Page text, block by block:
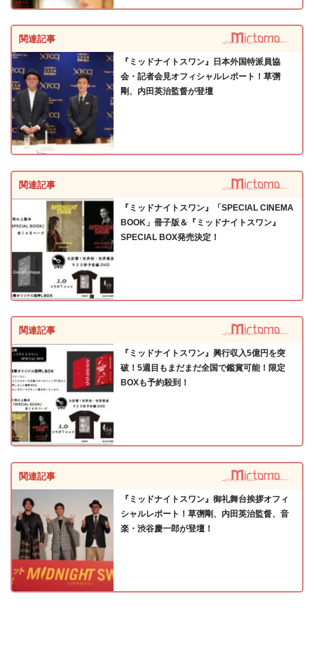
関連記事
『ミッドナイトスワン』日本外国特派員協
会・記者会見オフィシャルレポート！草彅
剛、内田英治監督が登壇
関連記事
『ミッドナイトスワン』「SPECIAL CINEMA
BOOK」冊子版＆『ミッドナイトスワン』
SPECIAL BOX発売決定！
関連記事
『ミッドナイトスワン』興行収入5億円を突
破！5週目もまだまだ全国で鑑賞可能！限定
BOXも予約殺到！
関連記事
『ミッドナイトスワン』御礼舞台挨拶オフィ
シャルレポート！草彅剛、内田英治監督、音
楽・渋谷慶一郎が登壇！